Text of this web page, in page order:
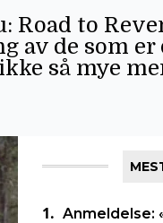
to
av de som
så mye
Anmeldelse: